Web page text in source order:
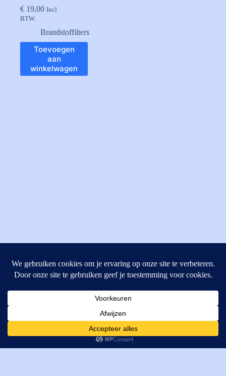
€ 19,00 Incl
BTW.
Brandstoffilters
Toevoegen
aan
winkelwagen
4462GE, Goes
T: +31 (0) 111-484438
M:parts@mitechniek.nl
VAT: NL862802295B01
Cookies helpen ons bij het leveren van onze diensten. Door
gebruik te maken van onze diensten, gaat u akkoord met ons
gebruik van cookies.